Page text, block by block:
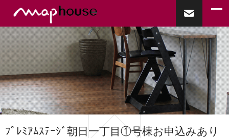
ﾌﾟﾚﾐｱﾑｽﾃｰｼﾞ朝日一丁目①号棟お申込みあり